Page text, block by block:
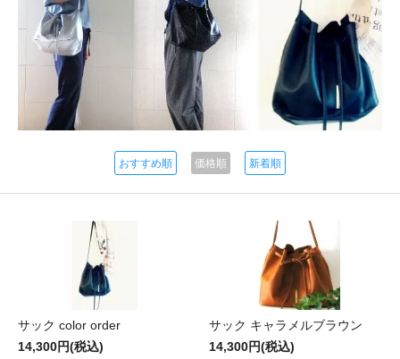
おすすめ順 価格順 新着順
サック color order
14,300円(税込)
サック キャラメルブラウン
14,300円(税込)